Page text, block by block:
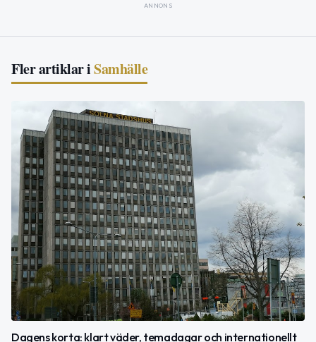
ANNONS
Fler artiklar iSamhälle
Dagens korta: klart väder, temadagar och internationellt